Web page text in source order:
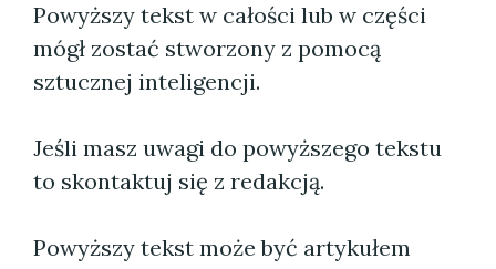
Powyższy tekst w całości lub w części
mógł zostać stworzony z pomocą
sztucznej inteligencji.
Jeśli masz uwagi do powyższego tekstu
to skontaktuj się z redakcją.
Powyższy tekst może być artykułem